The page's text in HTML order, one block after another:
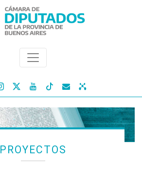
  
PROYECTOS